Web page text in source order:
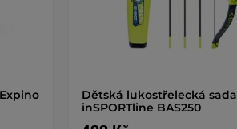
Dětská lukostřelecká sada
inSPORTline BAS250